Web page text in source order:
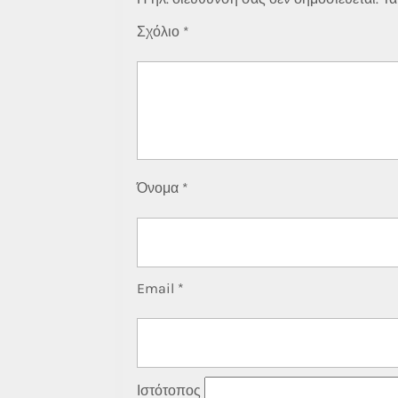
Σχόλιο *
Όνομα *
Email *
Ιστότοπος